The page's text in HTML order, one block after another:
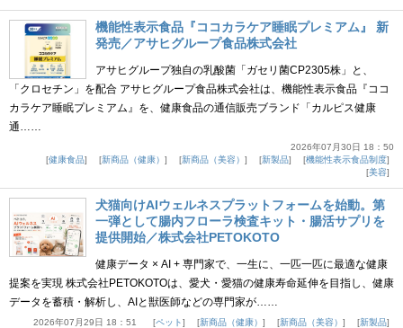
機能性表示食品『ココカラケア睡眠プレミアム』 新
発売／アサヒグループ食品株式会社
アサヒグループ独自の乳酸菌「ガセリ菌CP2305株」と、
「クロセチン」を配合 アサヒグループ食品株式会社は、機能性表示食品『ココ
カラケア睡眠プレミアム』を、健康食品の通信販売ブランド「カルピス健康
通……
2026年07月30日 18：50
健康食品
新商品（健康） 新商品（美容） 新製品
機能性表示食品制度
美容
犬猫向けAIウェルネスプラットフォームを始動。第
一弾として腸内フローラ検査キット・腸活サプリを
提供開始／株式会社PETOKOTO
健康データ × AI + 専門家で、一生に、一匹一匹に最適な健康
提案を実現 株式会社PETOKOTOは、愛犬・愛猫の健康寿命延伸を目指し、健康
データを蓄積・解析し、AIと獣医師などの専門家が……
2026年07月29日 18：51 ペット 新商品（健康） 新商品（美容） 新製品